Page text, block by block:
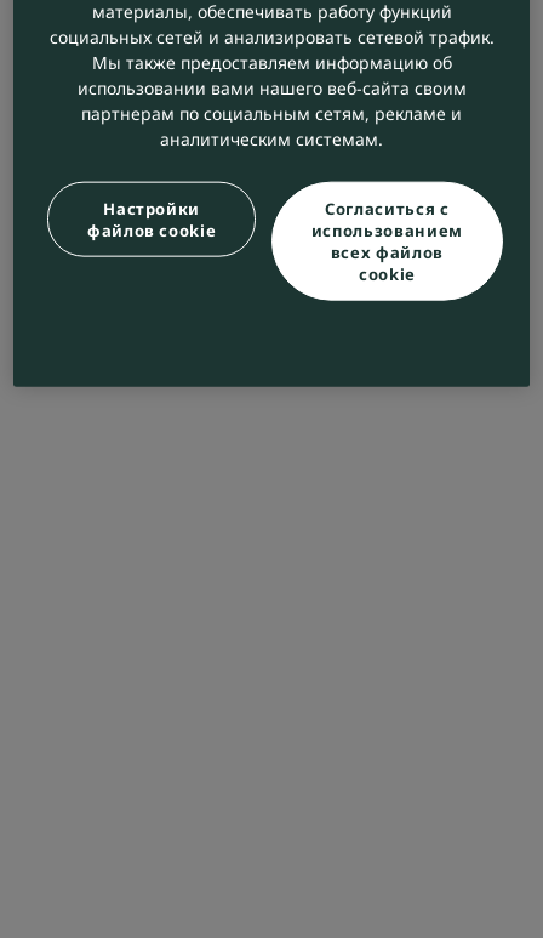
материалы, обеспечивать работу функций
социальных сетей и анализировать сетевой трафик.
Мы также предоставляем информацию об
использовании вами нашего веб-сайта своим
партнерам по социальным сетям, рекламе и
аналитическим системам.
Согласиться с
использованием
всех файлов
cookie
Настройки
файлов cookie